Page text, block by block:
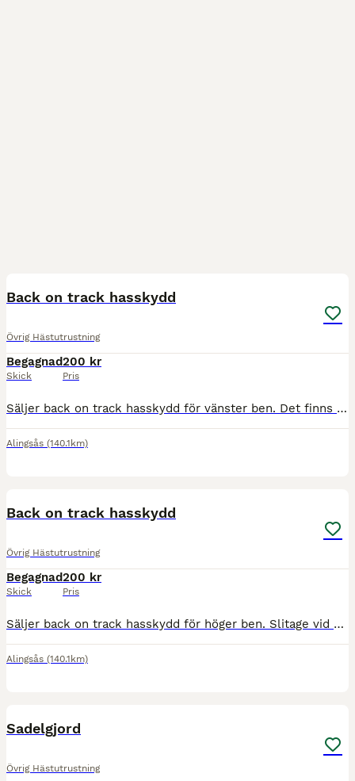
Back on track hasskydd
Övrig Hästutrustning
Begagnad
Skick
200 kr
Pris
Säljer back on track hasskydd för vänster ben. Det finns slitage från kardborren men inget som påverkar funktionen.
Alingsås (140.1km)
Back on track hasskydd
Övrig Hästutrustning
Begagnad
Skick
200 kr
Pris
Säljer back on track hasskydd för höger ben. Slitage vid kardborre men inget som påverkar funktionen.
Alingsås (140.1km)
Sadelgjord
Övrig Hästutrustning